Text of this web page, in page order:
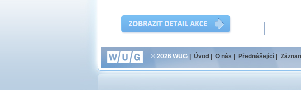
© 2026 WUG Úvod O nás Přednášející